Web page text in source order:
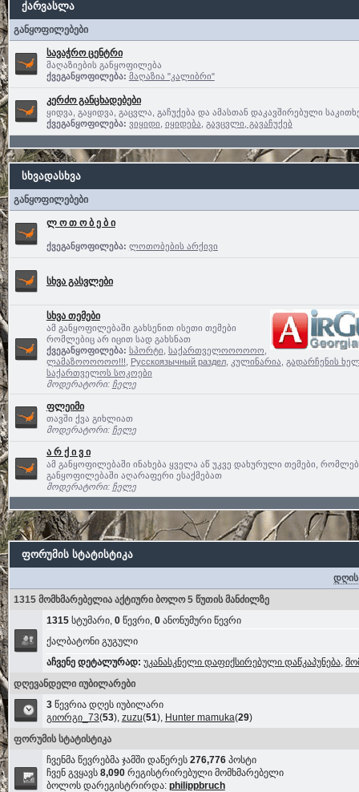
ქარვასლა
განყოფილებები
სავაჭრო ცენტრი
მაღაზიების განყოფილება
ქვეგანყოფილება: მაღაზია "კალიბრი"
კერძო განცხადებები
ყიდვა, გაყიდვა, გაცვლა, გაჩუქება და ამასთან დაკავშირებული
ქვეგანყოფილება: ვიყიდი იყიდება გავცვლი, გავაჩუქებ
სხვადასხვა
განყოფილებები
ლ ო თ ო ბ ე ბ ი
ქვეგანყოფილება: ლოთობების არქივი
სხვა გასვლები
სხვა თემები
ამ განყოფილებაში გახსენით ისეთი თემები
რომლებიც არ იცით სად გახსნათ
ქვეგანყოფილება: სპორტი საქართველოოოოოო,
ლამაზოოოოოო!!!
Русскоязычный раздел, კულინარია გადარჩენის
საქართველოს სოკოები
მოდერატორი: ჩელე
ფლეიმი
თავში ქვა გიხლიათ
მოდერატორი: ჩელე
ა რ ქ ი ვ ი
ამ განყოფილებაში ინახება ყველა აწ უკვე დახურული თემები,
განყოფილებაში აღარაფერი ესაქმებათ
მოდერატორი: ჩელე
ფორუმის სტატისტიკა
დღის
1315 მომხმარებელია აქტიური ბოლო 5 წუთის მანძილზე
1315სტუმარი, 0წევრი, 0ანონუმური წევრი
ქალბატონი გუგული
აჩვენე დეტალურად: უკანასკნელი დაფიქსირებული დაწკაპუნება,
დღევანდელი იუბილარები
3წევრია დღეს იუბილარი
გიორგი_73(53), zuzu(51), Hunter mamuka(29)
ფორუმის სტატისტიკა
ჩვენმა წევრებმა ჯამში დაწერეს 276,776პოსტი
ჩვენ გვყავს 8,090რეგისტრირებული მომხმარებელი
ბოლოს დარეგისტრირდა: philippbruch